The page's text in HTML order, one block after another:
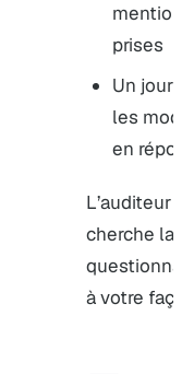
prises
Un
les
en
L’auditeur
cherche la
à votre